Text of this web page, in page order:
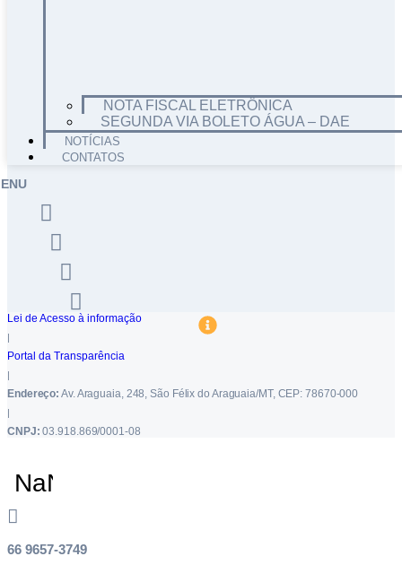
NOTA FISCAL ELETRÔNICA
SEGUNDA VIA BOLETO ÁGUA – DAE
NOTÍCIAS
CONTATOS
Lei de Acesso à informação
|
Portal da Transparência
Endereço: Av. Araguaia, 248, São Félix do Araguaia/MT, CEP: 78670-000
CNPJ: 03.918.869/0001-08
66 9657-3749